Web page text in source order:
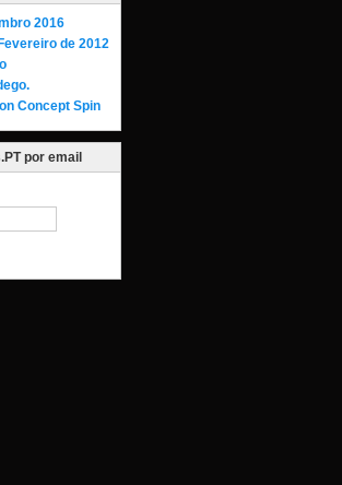
2016
de 2012
Concept Spin
por email